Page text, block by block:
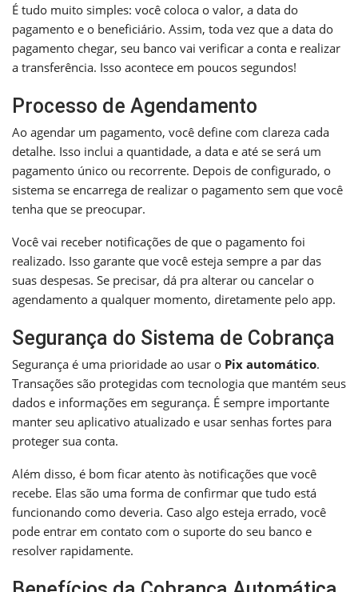
É tudo muito simples: você coloca o valor, a data do
pagamento e o beneficiário. Assim, toda vez que a data do
pagamento chegar, seu banco vai verificar a conta e realizar
a transferência. Isso acontece em poucos segundos!
Processo de Agendamento
Ao agendar um pagamento, você define com clareza cada
detalhe. Isso inclui a quantidade, a data e até se será um
pagamento único ou recorrente. Depois de configurado, o
sistema se encarrega de realizar o pagamento sem que você
tenha que se preocupar.
Você vai receber notificações de que o pagamento foi
realizado. Isso garante que você esteja sempre a par das
suas despesas. Se precisar, dá pra alterar ou cancelar o
agendamento a qualquer momento, diretamente pelo app.
Segurança do Sistema de Cobrança
Segurança é uma prioridade ao usar o Pix automático.
Transações são protegidas com tecnologia que mantém seus
dados e informações em segurança. É sempre importante
manter seu aplicativo atualizado e usar senhas fortes para
proteger sua conta.
Além disso, é bom ficar atento às notificações que você
recebe. Elas são uma forma de confirmar que tudo está
funcionando como deveria. Caso algo esteja errado, você
pode entrar em contato com o suporte do seu banco e
resolver rapidamente.